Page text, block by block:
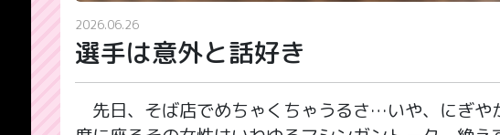
2026.06.26
選手は意外と話好き
先日、そば店でめちゃくちゃうるさ…いや、にぎや